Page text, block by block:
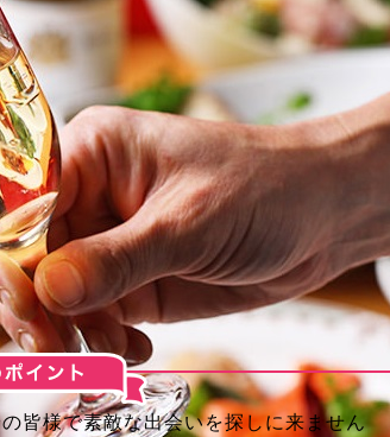
皆様で素敵な出会いを探しに来ません